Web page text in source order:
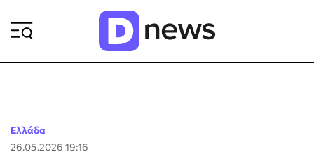
Ελλάδα
26.05.2026 19:16